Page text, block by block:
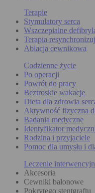
Terapie
Stymulatory serca
Wszczepialne
Terapia
Ablacja cewnikowa
Codzienne życie
Po operacji
Powrót do pracy
Beztroskie wakacje
Dieta dla zdrowia
Aktywność fizyczna
Badania medyczne
Identyfikator
Rodzina i przyjaciele
Pomoc dla umysłu i
Leczenie
Akcesoria
Cewniki balonowe
Pokrytego stentgraftu